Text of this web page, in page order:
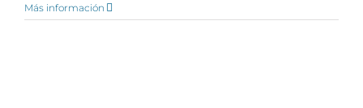
Más información